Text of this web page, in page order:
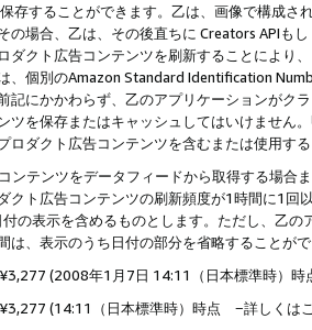
存することができます。乙は、画像で構成
の場合、乙は、その後直ちに Creators APIも
ダクト広告コンテンツを刷新することにより
、個別のAmazon Standard Identification
記にかかわらず、乙のアプリケーションがク
ツを保存またはキャッシュしてはいけません
ロダクト広告コンテンツを含むまたは使用す
ンテンツをデータフィードから取得する場合
クト広告コンテンツの刷新頻度が1時間に1
の表示を含めるものとします。ただし、乙
は、表示のうち日付の部分を省略することが
¥3,277 (2008年1月7日 14:11（日本標準時）
¥3,277 (14:11（日本標準時）時点 −詳しくは